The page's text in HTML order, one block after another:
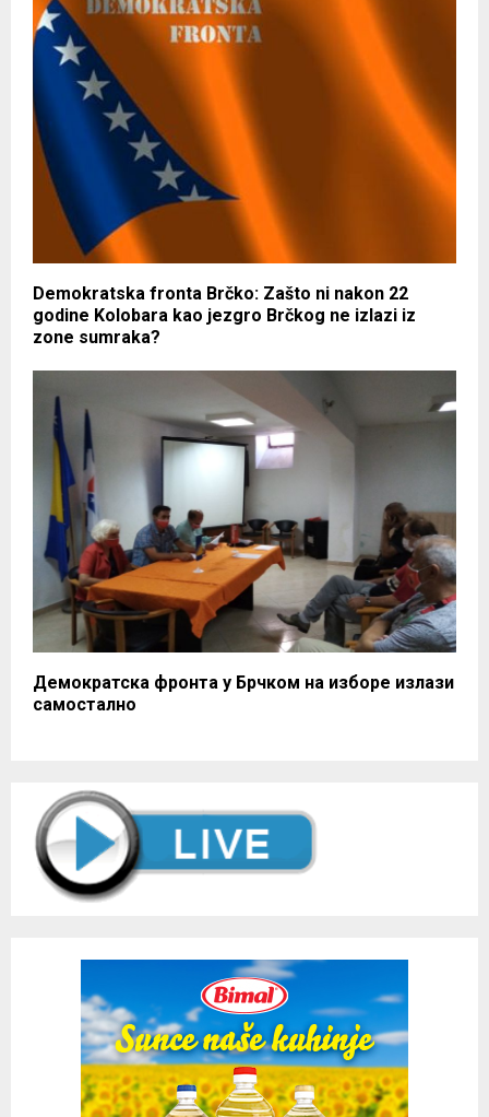
Demokratska fronta Brčko: Zašto ni nakon 22
godine Kolobara kao jezgro Brčkog ne izlazi iz
zone sumraka?
Демократска фронта у Брчком на изборе излази
самостално